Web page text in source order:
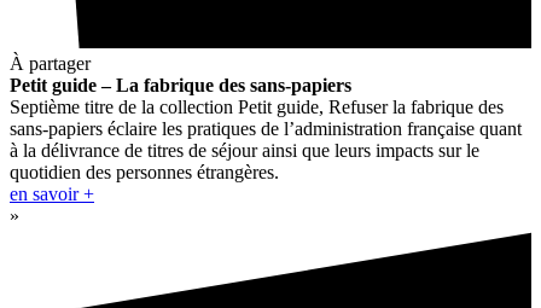
À partager
Petit guide – La fabrique des sans-papiers
Septième titre de la collection Petit guide, Refuser la fabrique des
sans-papiers éclaire les pratiques de l’administration française quant
à la délivrance de titres de séjour ainsi que leurs impacts sur le
quotidien des personnes étrangères.
en savoir +
»